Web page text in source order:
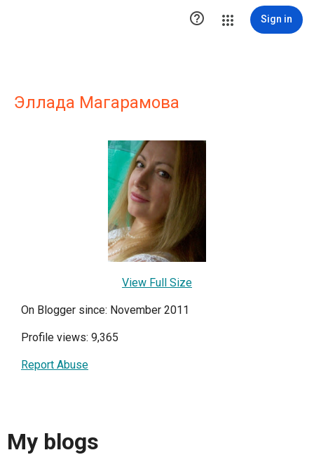
 Sign in
Эллада Магарамова
View Full Size
On Blogger since: November 2011
Profile views: 9,365
Report Abuse
My blogs